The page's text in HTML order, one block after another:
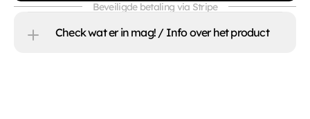
Beveiligde betaling via Stripe
Check wat er in mag! / Info over het product